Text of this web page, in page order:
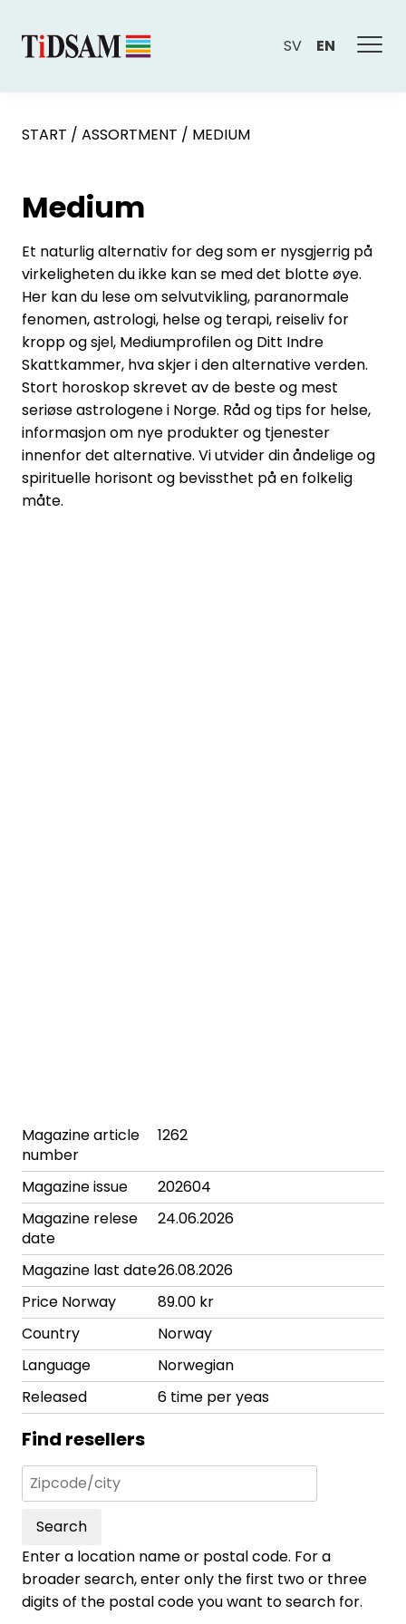
SV EN
START / ASSORTMENT / MEDIUM
Medium
Et naturlig alternativ for deg som er nysgjerrig på
virkeligheten du ikke kan se med det blotte øye.
Her kan du lese om selvutvikling, paranormale
fenomen, astrologi, helse og terapi, reiseliv for
kropp og sjel, Mediumprofilen og Ditt Indre
Skattkammer, hva skjer i den alternative verden.
Stort horoskop skrevet av de beste og mest
seriøse astrologene i Norge. Råd og tips for helse,
informasjon om nye produkter og tjenester
innenfor det alternative. Vi utvider din åndelige og
spirituelle horisont og bevissthet på en folkelig
måte.
Magazine article
number
1262
Magazine issue
202604
Magazine relese
date
24.06.2026
Magazine last date26.08.2026
Price Norway
89.00 kr
Country
Norway
Language
Norwegian
Released
6 time per yeas
Find resellers
Search
Enter a location name or postal code. For a
broader search, enter only the first two or three
digits of the postal code you want to search for.